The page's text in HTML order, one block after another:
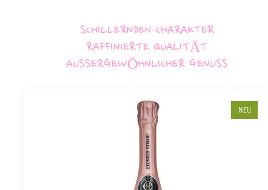
SCHILLERNDEN CHARAKTER
RAFFINIERTE QUALITÄT
AUSSERGEWÖHNLICHER GENUSS
NEU